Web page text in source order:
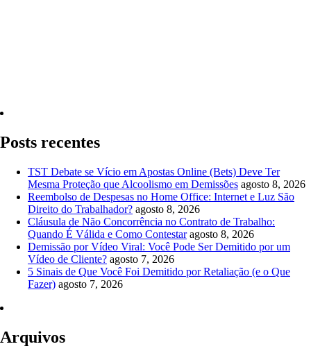
Posts recentes
TST Debate se Vício em Apostas Online (Bets) Deve Ter
Mesma Proteção que Alcoolismo em Demissões agosto 8, 2026
Reembolso de Despesas no Home Office: Internet e Luz São
Direito do Trabalhador? agosto 8, 2026
Cláusula de Não Concorrência no Contrato de Trabalho:
Quando É Válida e Como Contestar agosto 8, 2026
Demissão por Vídeo Viral: Você Pode Ser Demitido por um
Vídeo de Cliente? agosto 7, 2026
5 Sinais de Que Você Foi Demitido por Retaliação (e o Que
Fazer) agosto 7, 2026
Arquivos